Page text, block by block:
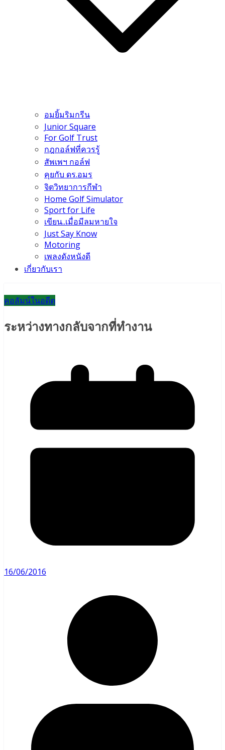
อมยิ้มริมกรีน
Junior Square
For Golf Trust
กฎกอล์ฟที่ควรรู้
สัพเพฯ กอล์ฟ
คุยกับ ดร.อมร
จิตวิทยาการกีฬา
Home Golf Simulator
Sport for Life
เขียน..เมื่อมีลมหายใจ
Just Say Know
Motoring
เพลงดังหนังดี
เกี่ยวกับเรา
คอลัมน์ในอดีต
ระหว่างทางกลับจากที่ทำงาน
16/06/2016